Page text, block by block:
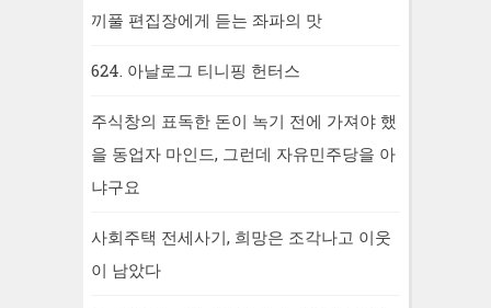
끼풀 편집장에게 듣는 좌파의 맛
624. 아날로그 티니핑 헌터스
주식창의 표독한 돈이 녹기 전에 가져야 했
을 동업자 마인드, 그런데 자유민주당을 아
냐구요
사회주택 전세사기, 희망은 조각나고 이웃
이 남았다